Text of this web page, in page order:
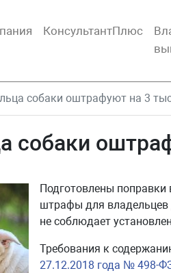
КонсультантПлюс
собаки оштрафуют на 3
собаки
Подготовлены поправки
штрафы для владельцев
не соблюдает
Требования к
27.12.2018 года № 498-